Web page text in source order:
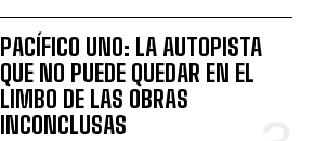
PACÍFICO UNO: LA AUTOPISTA
QUE NO PUEDE QUEDAR EN EL
LIMBO DE LAS OBRAS
INCONCLUSAS